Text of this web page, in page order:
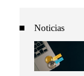
Noticias